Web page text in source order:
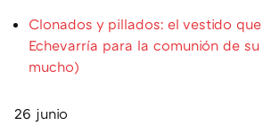
Clonados y pillados: el vestido
Echevarría para la comunión de
mucho)
26 junio